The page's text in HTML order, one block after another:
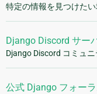
特定の情報を見つけたい
Django Discord サー
Django Discord コミュ
公式 Django フォー